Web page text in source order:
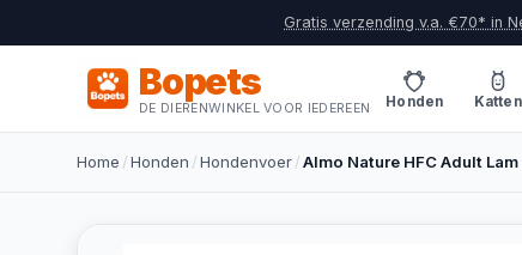
Gratis verzending v.a. €70* in
Bopets
DE DIERENWINKEL VOOR IEDEREEN Honden Katten
Home /Honden /Hondenvoer/Almo Nature HFC Adult